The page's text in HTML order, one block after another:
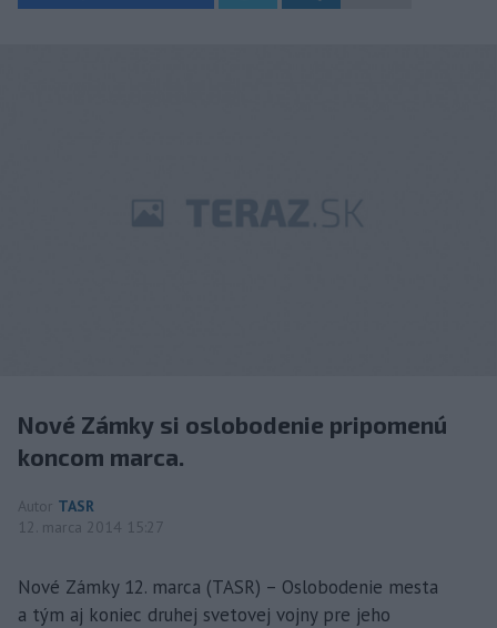
Nové Zámky si oslobodenie pripomenú
koncom marca.
Autor TASR
12. marca 2014 15:27
Nové Zámky 12. marca (TASR) – Oslobodenie mesta
a tým aj koniec druhej svetovej vojny pre jeho